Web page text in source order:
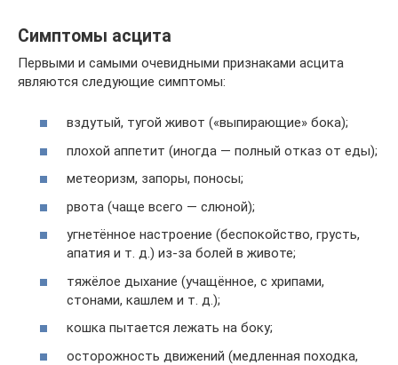
Симптомы асцита
Первыми и самыми очевидными признаками асцита
являются следующие симптомы:
вздутый, тугой живот («выпирающие» бока);
плохой аппетит (иногда — полный отказ от еды);
метеоризм, запоры, поносы;
рвота (чаще всего — слюной);
угнетённое настроение (беспокойство, грусть,
апатия и т. д.) из-за болей в животе;
тяжёлое дыхание (учащённое, с хрипами,
стонами, кашлем и т. д.);
кошка пытается лежать на боку;
осторожность движений (медленная походка,